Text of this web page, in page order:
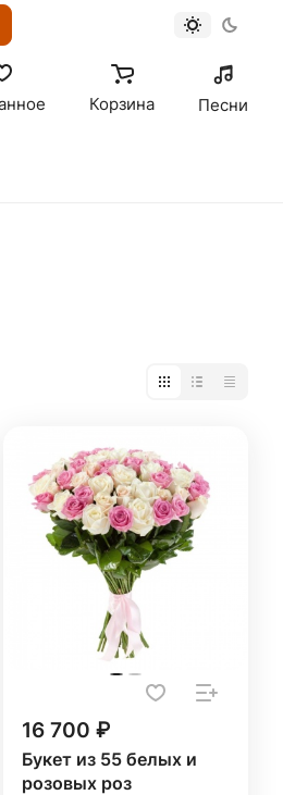
Корзина Песни
16 700 ₽
Букет из 55 белых и
розовых роз